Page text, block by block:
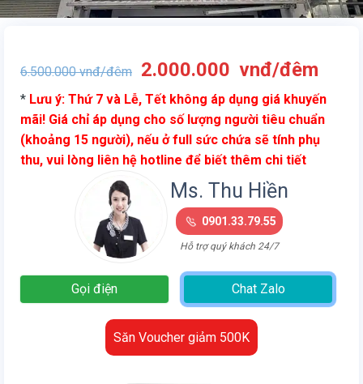
6.500.000vnđ/đêm
Giá
gốc
là:
6.500.000
vnđ/
đêm.
2.000.000 vnđ/đêmGiá
hiện
tại
là:
* Lưu ý: Thứ 7 và Lễ, Tết không áp dụng giá khuyến
mãi! Giá chỉ áp dụng cho số lượng người tiêu chuẩn
(khoảng 15 người), nếu ở full sức chứa sẽ tính phụ
thu, vui lòng liên hệ hotline để biết thêm chi tiết
Ms. Thu Hiền
0901.33.79.55
Hỗ trợ quý khách 24/7
Gọi điện Chat Zalo
Săn Voucher giảm 500K